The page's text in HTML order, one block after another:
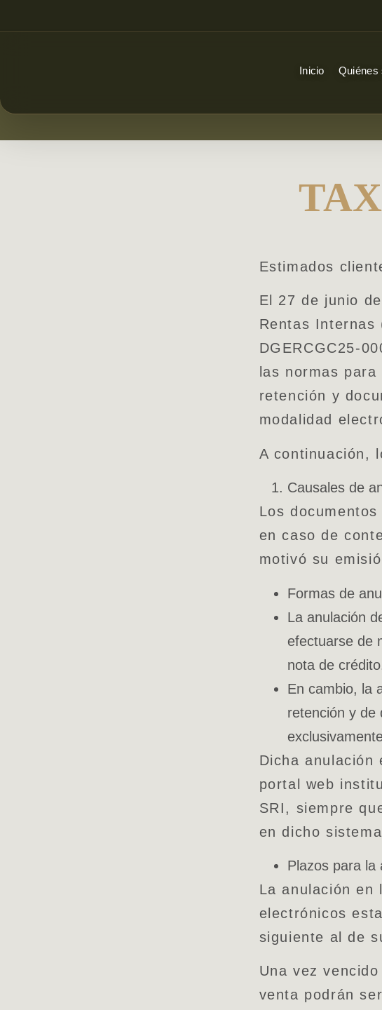
Inicio Quiénes
Estimados
El 27 de junio
Rentas Internas
DGERCGC25-
las normas
retención y
modalidad
A continuación,
Causales de
Los
en caso de
motivó su
Formas de
La anulación
efectuarse de
nota de
En cambio, la
retención y de
Dicha anulación
portal web
SRI, siempre
en dicho
Plazos para la
La anulación en
electrónicos
siguiente al de
Una vez
venta podrán